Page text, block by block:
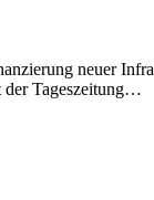
neuer
der Tageszeitung…